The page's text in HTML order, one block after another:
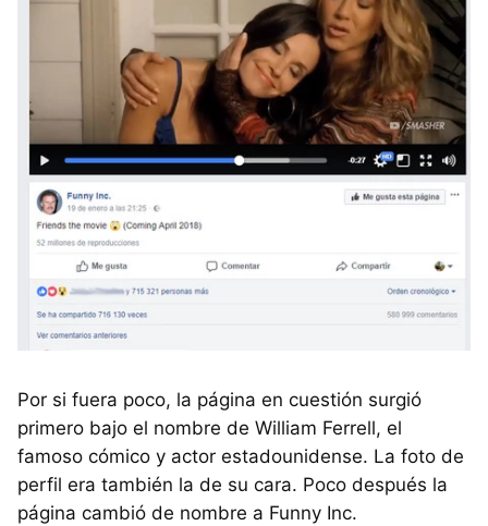
Por si fuera poco, la página en cuestión surgió
primero bajo el nombre de William Ferrell, el
famoso cómico y actor estadounidense. La foto de
perfil era también la de su cara. Poco después la
página cambió de nombre a Funny Inc.